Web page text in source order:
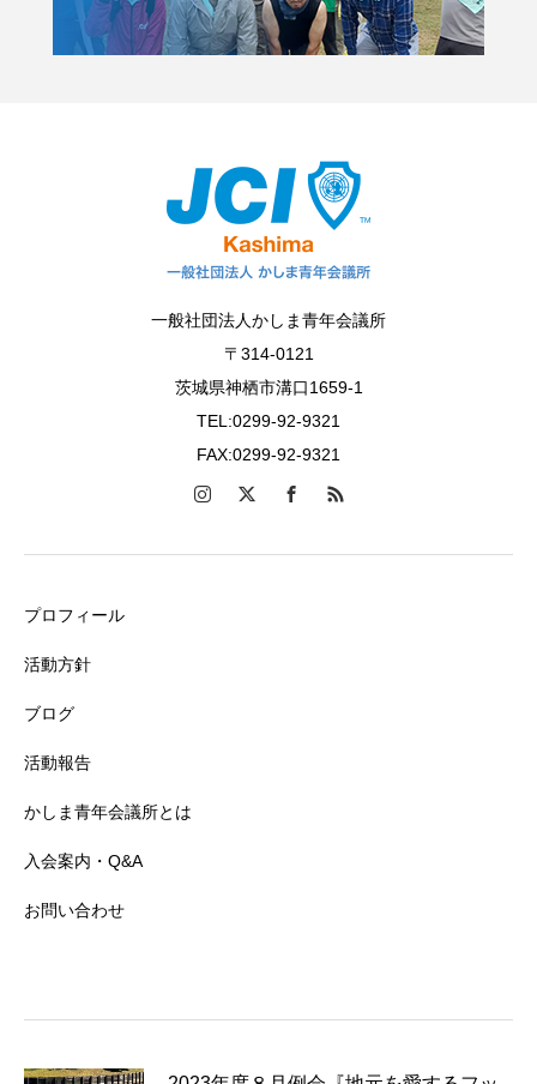
一般社団法人かしま青年会議所
〒314-0121
茨城県神栖市溝口1659-1
TEL:0299-92-9321
FAX:0299-92-9321
プロフィール
活動方針
ブログ
活動報告
かしま青年会議所とは
入会案内・Q&A
お問い合わせ